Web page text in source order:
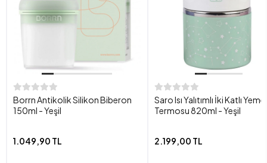
Borrn Antikolik Silikon Biberon
150ml - Yeşil
1.049,90 TL
Saro Isı Yalıtımlı İki Katlı
Termosu 820ml - Yeşil
2.199,00 TL